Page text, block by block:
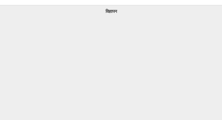
विज्ञापन